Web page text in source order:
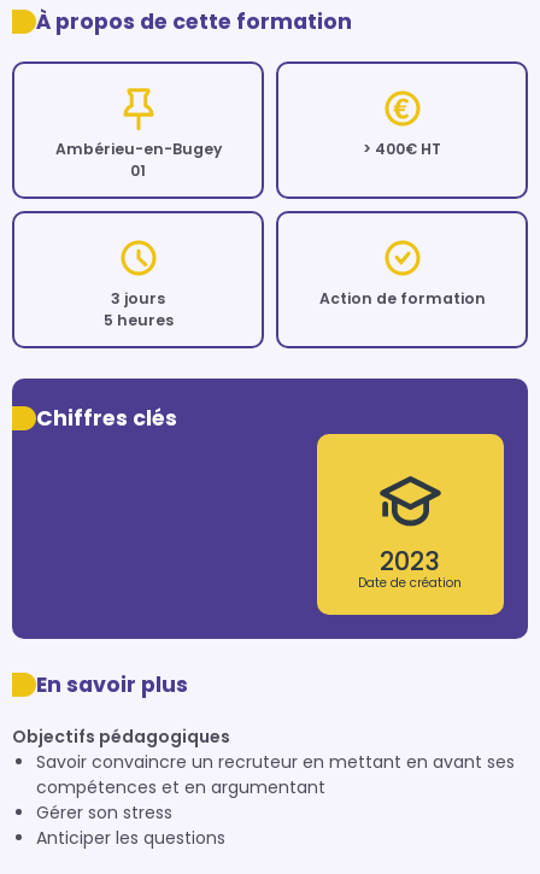
À propos de cette formation
Ambérieu-en-Bugey
01
> 400€ HT
3 jours
5 heures
Action de formation
Chiffres clés
2023
Date de création
En savoir plus
Objectifs pédagogiques
Savoir convaincre un recruteur en mettant en avant ses
compétences et en argumentant
Gérer son stress
Anticiper les questions